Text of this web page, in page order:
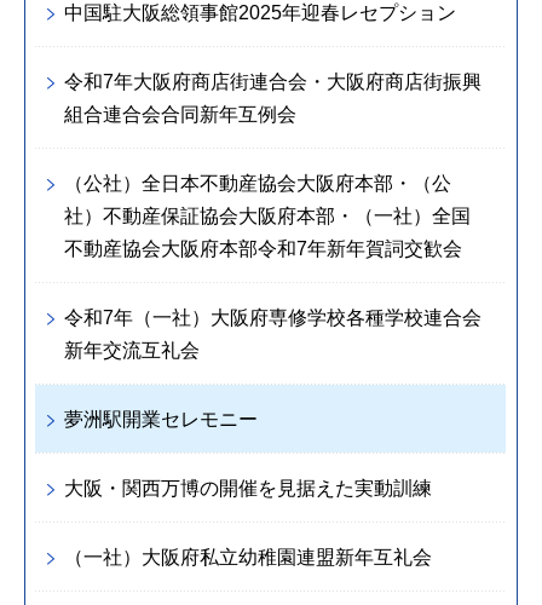
中国駐大阪総領事館2025年迎春レセプション
令和7年大阪府商店街連合会・大阪府商店街振興
組合連合会合同新年互例会
（公社）全日本不動産協会大阪府本部・（公
社）不動産保証協会大阪府本部・（一社）全国
不動産協会大阪府本部令和7年新年賀詞交歓会
令和7年（一社）大阪府専修学校各種学校連合会
新年交流互礼会
夢洲駅開業セレモニー
大阪・関西万博の開催を見据えた実動訓練
（一社）大阪府私立幼稚園連盟新年互礼会